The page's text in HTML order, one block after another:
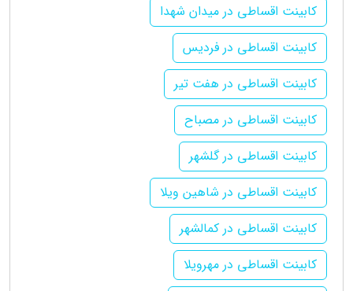
کابینت اقساطی در میدان شهدا
کابینت اقساطی در فردیس
کابینت اقساطی در هفت تیر
کابینت اقساطی در مصباح
کابینت اقساطی در گلشهر
کابینت اقساطی در شاهین ویلا
کابینت اقساطی در کمالشهر
کابینت اقساطی در مهرویلا